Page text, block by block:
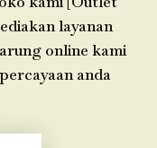
layanan
online kami
anda